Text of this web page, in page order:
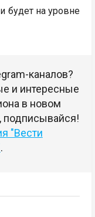
будет на уровне
каналов?
и интересные
в новом
подписывайся!
"Вести
.